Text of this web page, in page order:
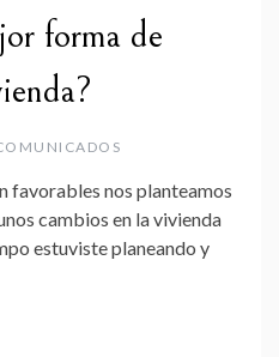
forma de
favorables nos planteamos
cambios en la vivienda
estuviste planeando y